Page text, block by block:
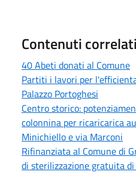
Contenuti correlati
40 Abeti donati al Comune
Partiti i lavori per
Palazzo Portoghesi
Centro storico:
colonnina per ricaricarica
Minichiello e via Marconi
Rifinanziata al Comune di
di sterilizzazione gratuita